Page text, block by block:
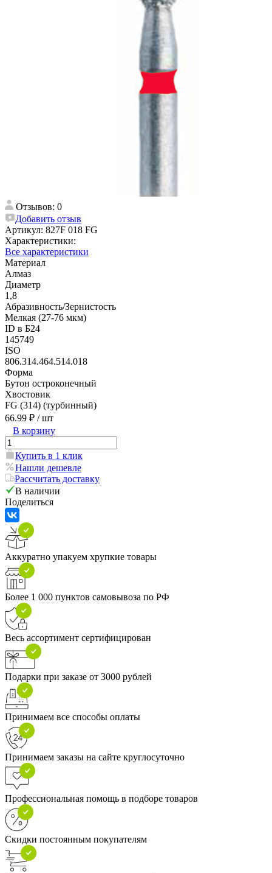
Отзывов: 0
Добавить отзыв
Артикул: 827F 018 FG
Характеристики:
Все характеристики
Материал
Алмаз
Диаметр
1,8
Абразивность/Зернистость
Мелкая (27-76 мкм)
ID в Б24
145749
ISO
806.314.464.514.018
Форма
Бутон остроконечный
Хвостовик
FG (314) (турбинный)
66.99 ₽ / шт
В корзину
Купить в 1 клик
Нашли дешевле
Рассчитать доставку
В наличии
Поделиться
Аккуратно упакуем хрупкие товары
Более 1 000 пунктов самовывоза по РФ
Весь ассортимент сертифицирован
Подарки при заказе от 3000 рублей
Принимаем все способы оплаты
Принимаем заказы на сайте круглосуточно
Профессиональная помощь в подборе товаров
Скидки постоянным покупателям